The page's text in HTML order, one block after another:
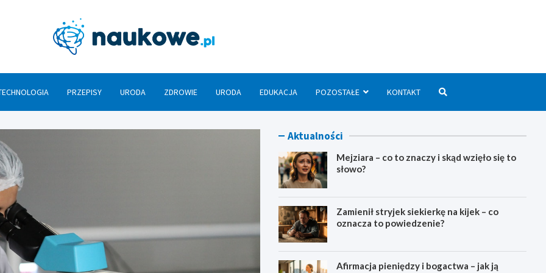
PRZEPISY URODA ZDROWIE URODA EDUKACJA POZOSTAŁE KONTAKT
Aktualności
Mejziara – co to znaczy i skąd wzięło się to
słowo?
Zamienił stryjek siekierkę na kijek – co
oznacza to powiedzenie?
Afirmacja pieniędzy i bogactwa – jak ją